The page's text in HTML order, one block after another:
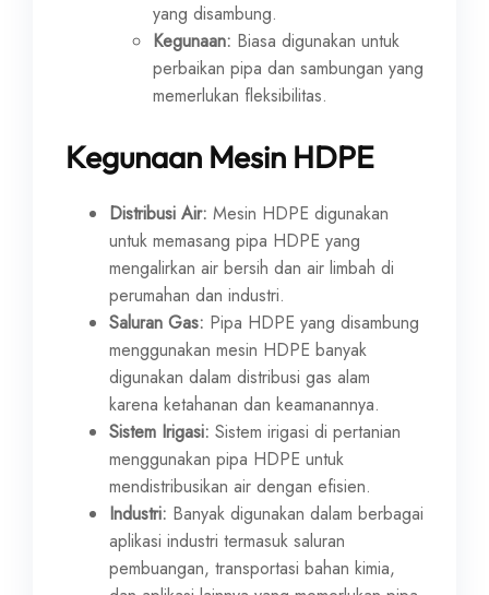
yang disambung.
Kegunaan: Biasa digunakan untuk
perbaikan pipa dan sambungan yang
memerlukan fleksibilitas.
Kegunaan Mesin HDPE
Distribusi Air: Mesin HDPE digunakan
untuk memasang pipa HDPE yang
mengalirkan air bersih dan air limbah di
perumahan dan industri.
Saluran Gas: Pipa HDPE yang disambung
menggunakan mesin HDPE banyak
digunakan dalam distribusi gas alam
karena ketahanan dan keamanannya.
Sistem Irigasi: Sistem irigasi di pertanian
menggunakan pipa HDPE untuk
mendistribusikan air dengan efisien.
Industri: Banyak digunakan dalam berbagai
aplikasi industri termasuk saluran
pembuangan, transportasi bahan kimia,